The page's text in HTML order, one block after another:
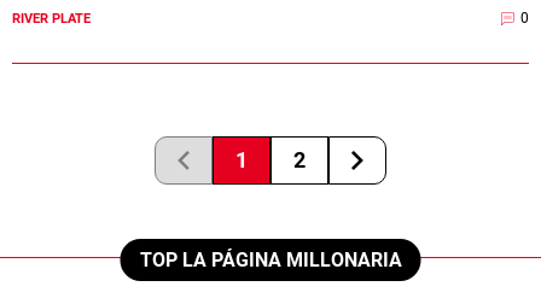
RIVER PLATE 0
1 2
TOP LA PÁGINA MILLONARIA